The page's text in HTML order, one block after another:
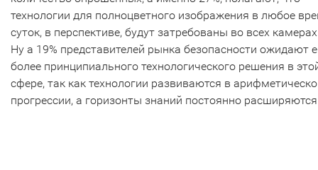
технологии для полноцветного изображения в любое
суток, в перспективе, будут затребованы во всех
Ну а 19% представителей рынка безопасности ожидают
более принципиального технологического решения в
сфере, так как технологии развиваются в
прогрессии, а горизонты знаний постоянно